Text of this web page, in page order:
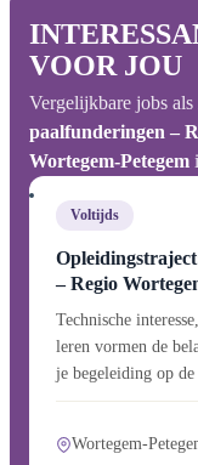
VOOR JOU
Vergelijkbare jobs als
paalfunderingen –
Wortegem-Petegem
Voltijds
– Regio
Technische
leren vormen de
je begeleiding op
Wortegem-